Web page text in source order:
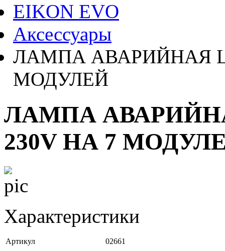
EIKON EVO
Аксессуары
ЛАМПА АВАРИЙНАЯ
МОДУЛЕЙ
ЛАМПА
230V НА 7
Характеристики
Артикул
02661